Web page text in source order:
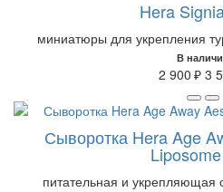
Hera
миниатюры для укрепления
В
2 900 ₽ 3
Сыворотка Hera Age
питательная и укрепляющая